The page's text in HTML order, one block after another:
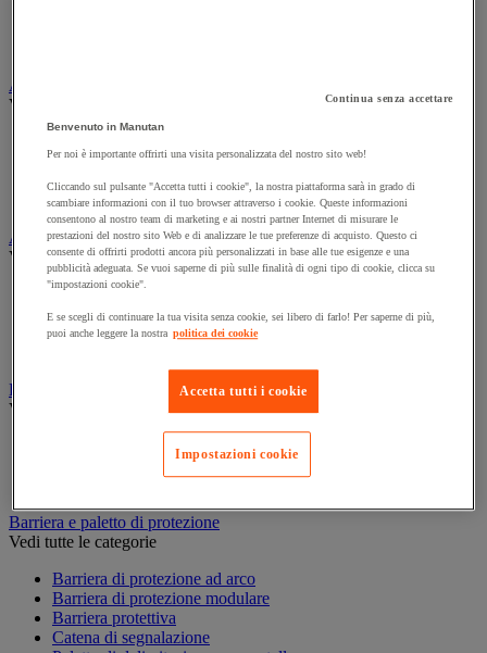
Assorbente industriale
Vedi tutte le categorie
Barriera anti-inquinamento e sistema di deviazione delle
perdite
Contenitore e solvente per sgrassaggio
Attrezzatura e mobili per studi medici
Vedi tutte le categorie
Armadietto pronto soccorso
Lettino, paravento e sedia per studi medici
Materiale per diagnosi di medicina generale
Badge e timbratura
Vedi tutte le categorie
Timbratura e controllo accessi
Barriera e paletto di protezione
Vedi tutte le categorie
Barriera di protezione ad arco
Barriera di protezione modulare
Barriera protettiva
Catena di segnalazione
Continua senza accettare
Benvenuto in Manutan
Per noi è importante offrirti una visita personalizzata del nostro sito web!
Cliccando sul pulsante "Accetta tutti i cookie", la nostra piattaforma sarà in grado di
scambiare informazioni con il tuo browser attraverso i cookie. Queste informazioni
consentono al nostro team di marketing e ai nostri partner Internet di misurare le
prestazioni del nostro sito Web e di analizzare le tue preferenze di acquisto. Questo ci
consente di offrirti prodotti ancora più personalizzati in base alle tue esigenze e una
pubblicità adeguata. Se vuoi saperne di più sulle finalità di ogni tipo di cookie, clicca su
"impostazioni cookie".
E se scegli di continuare la tua visita senza cookie, sei libero di farlo! Per saperne di più,
puoi anche leggere la nostra politica dei cookie
Accetta tutti i cookie
Impostazioni cookie